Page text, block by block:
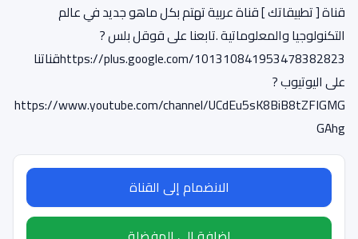
قناة [ تطبيقاتك ] قناة عربية تهتم بكل ماهو جديد في عالم
التكنولوجيا والمعلوماتية .تابعنا على قوقل بلس ?
https://plus.google.com/101310841953478382823قناتنا
على اليوتيوب ?
https://www.youtube.com/channel/UCdEu5sK8BiB8tZFIGMG
GAhg
الانضمام إلى القناة